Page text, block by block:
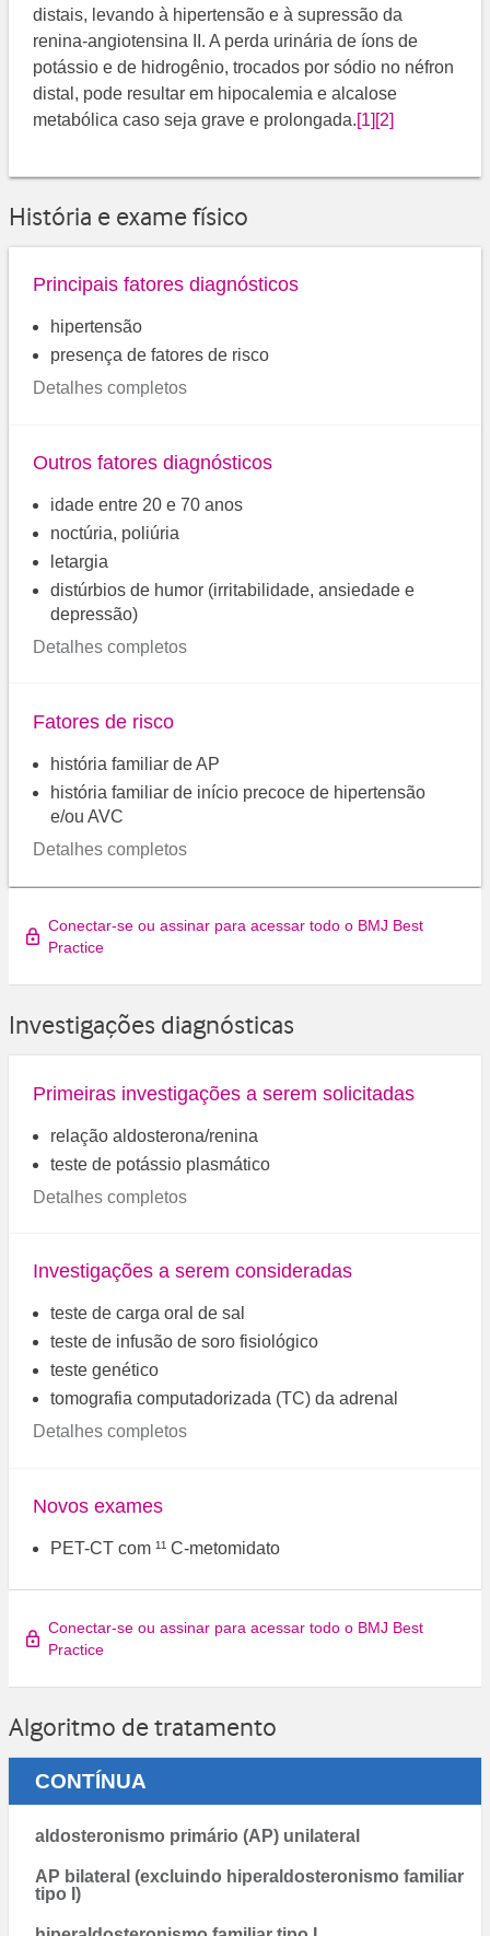
distais, levando à hipertensão e à supressão da
renina-angiotensina II. A perda urinária de íons de
potássio e de hidrogênio, trocados por sódio no néfron
distal, pode resultar em hipocalemia e alcalose
metabólica caso seja grave e prolongada.[1] [2]
História e exame físico
Principais fatores diagnósticos
hipertensão
presença de fatores de risco
Detalhes completos
Outros fatores diagnósticos
idade entre 20 e 70 anos
noctúria, poliúria
letargia
distúrbios de humor (irritabilidade, ansiedade e
depressão)
Detalhes completos
Fatores de risco
história familiar de AP
história familiar de início precoce de hipertensão
e/ou AVC
Detalhes completos
Conectar-se ou assinar para acessar todo o BMJ Best
Practice
Investigações diagnósticas
Primeiras investigações a serem solicitadas
relação aldosterona/renina
teste de potássio plasmático
Detalhes completos
Investigações a serem consideradas
teste de carga oral de sal
teste de infusão de soro fisiológico
teste genético
tomografia computadorizada (TC) da adrenal
Detalhes completos
Novos exames
PET-CT com ¹¹ C-metomidato
Conectar-se ou assinar para acessar todo o BMJ Best
Practice
Algoritmo de tratamento
CONTÍNUA
aldosteronismo primário (AP) unilateral
AP bilateral (excluindo hiperaldosteronismo familiar
tipo I)